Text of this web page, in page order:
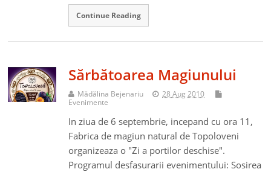
Continue Reading
Sărbătoarea Magiunului
Mădălina Bejenariu
28 Aug 2010
Evenimente
In ziua de 6 septembrie, incepand cu ora 11,
Fabrica de magiun natural de Topoloveni
organizeaza o "Zi a portilor deschise".
Programul desfasurarii evenimentului: Sosirea